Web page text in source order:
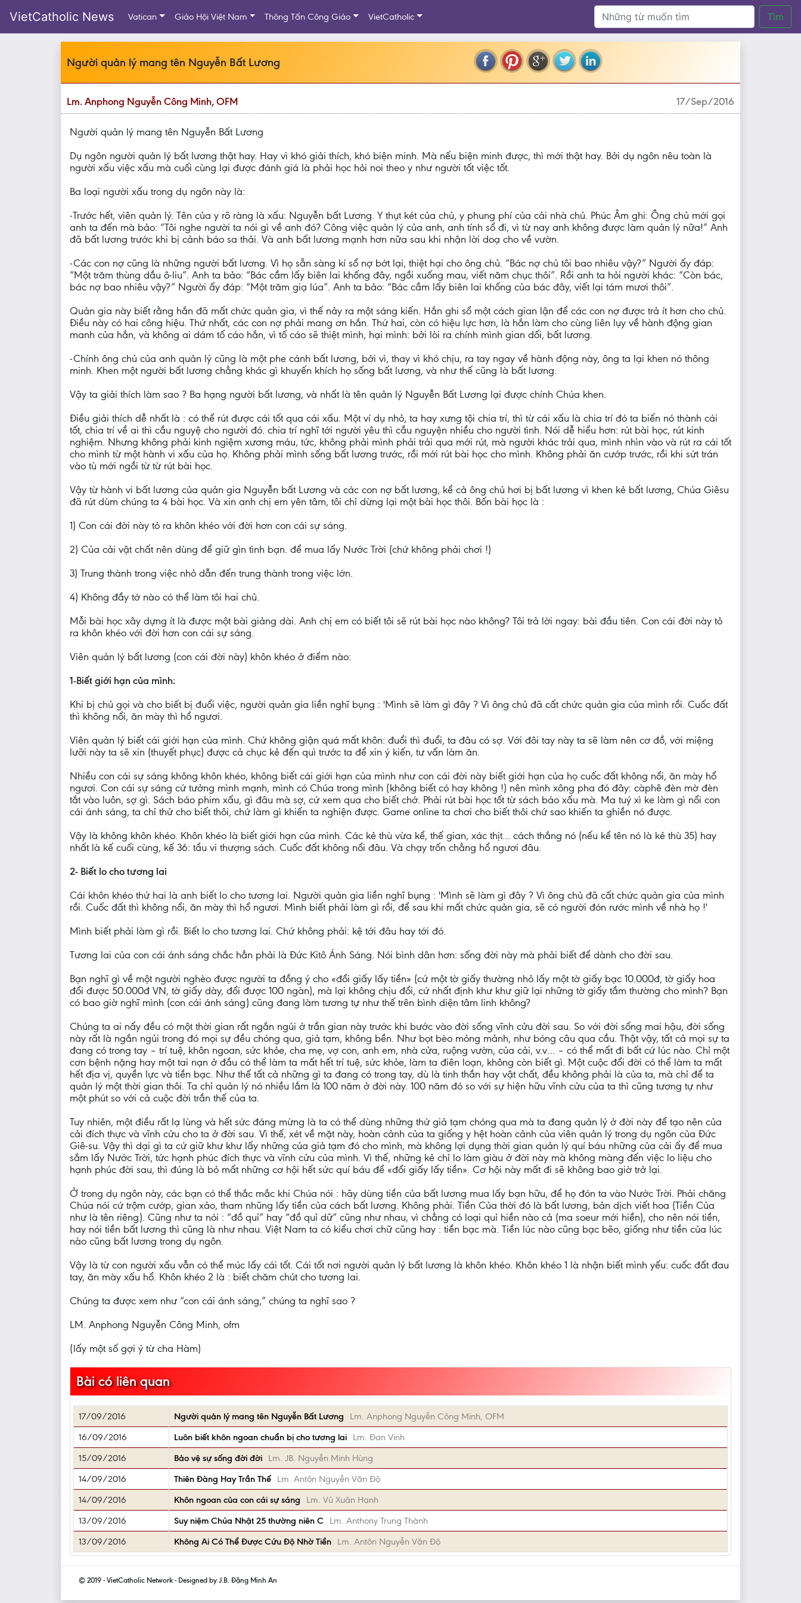
VietCatholic News Vatican Giáo Hội Việt Nam Thông Tấn Công Giáo VietCatholic Tìm
Người quản lý mang tên Nguyễn Bất Lương
Lm. Anphong Nguyễn Công Minh, OFM 17/Sep/2016
Người quản lý mang tên Nguyễn Bất Lương
Dụ ngôn người quản lý bất lương thật hay. Hay vì khó giải thích, khó biện minh. Mà nếu biện minh được, thì mới thật hay. Bởi dụ ngôn nêu toàn là
người xấu việc xấu mà cuối cùng lại được đánh giá là phải học hỏi noi theo y như người tốt việc tốt.
Ba loại người xấu trong dụ ngôn này là:
-Trước hết, viên quản lý. Tên của y rõ ràng là xấu: Nguyễn bất Lương. Y thụt két của chủ, y phung phí của cải nhà chủ. Phúc Âm ghi: Ông chủ mới gọi
anh ta đến mà bảo: “Tôi nghe người ta nói gì về anh đó? Công việc quản lý của anh, anh tính sổ đi, vì từ nay anh không được làm quản lý nữa!” Anh
đã bất lương trước khi bị cảnh báo sa thải. Và anh bất lương mạnh hơn nữa sau khi nhận lời doạ cho về vườn.
-Các con nợ cũng là những người bất lương. Vì họ sẵn sàng kí sổ nợ bớt lại, thiệt hại cho ông chủ. “Bác nợ chủ tôi bao nhiêu vậy?” Người ấy đáp:
“Một trăm thùng dầu ô-liu”. Anh ta bảo: “Bác cầm lấy biên lai khống đây, ngồi xuống mau, viết năm chục thôi”. Rồi anh ta hỏi người khác: “Còn bác,
bác nợ bao nhiêu vậy?” Người ấy đáp: “Một trăm giạ lúa”. Anh ta bảo: “Bác cầm lấy biên lai khống của bác đây, viết lại tám mươi thôi”.
Quản gia này biết rằng hắn đã mất chức quản gia, vì thế nảy ra một sáng kiến. Hắn ghi sổ một cách gian lận để các con nợ được trả ít hơn cho chủ.
Điều này có hai công hiệu. Thứ nhất, các con nợ phải mang ơn hắn. Thứ hai, còn có hiệu lực hơn, là hắn làm cho cùng liên lụy về hành động gian
manh của hắn, và không ai dám tố cáo hắn, vì tố cáo sẽ thiệt mình, hại mình: bởi lòi ra chính mình gian dối, bất lương.
-Chính ông chủ của anh quản lý cũng là một phe cánh bất lương, bởi vì, thay vì khó chịu, ra tay ngay về hành động này, ông ta lại khen nó thông
minh. Khen một người bất lương chẳng khác gì khuyến khích họ sống bất lương, và như thế cũng là bất lương.
Vậy ta giải thích làm sao ? Ba hạng người bất lương, và nhất là tên quản lý Nguyễn Bất Lương lại được chính Chúa khen.
Điều giải thích dễ nhất là : có thể rút được cái tốt qua cái xấu. Một ví dụ nhỏ, ta hay xưng tội chia trí, thì từ cái xấu là chia trí đó ta biến nó thành cái
tốt, chia trí về ai thì cầu nguyệ cho người đó. chia trí nghĩ tới người yêu thì cầu nguyện nhiều cho người tình. Nói dễ hiểu hơn: rút bài học, rút kinh
nghiệm. Nhưng không phải kinh ngiệm xương máu, tức, không phải mình phải trải qua mới rút, mà người khác trải qua, mình nhìn vào và rút ra cái tốt
cho mình từ một hành vi xấu của họ. Không phải mình sống bất lương trước, rồi mới rút bài học cho mình. Không phải ăn cướp trước, rồi khi sứt trán
vào tù mới ngồi từ từ rút bài học.
Vậy từ hành vi bất lương của quản gia Nguyễn bất Lương và các con nợ bất lương, kể cả ông chủ hơi bị bất lương vì khen kẻ bất lương, Chúa Giêsu
đã rút dùm chúng ta 4 bài học. Và xin anh chị em yên tâm, tôi chỉ dừng lại một bài học thôi. Bốn bài học là :
1) Con cái đời này tỏ ra khôn khéo với đời hơn con cái sự sáng.
2) Của cải vật chất nên dùng để giữ gìn tình bạn. để mua lấy Nước Trời (chứ không phải chơi !)
3) Trung thành trong việc nhỏ dẫn đến trung thành trong việc lớn.
4) Không đầy tớ nào có thể làm tôi hai chủ.
Mỗi bài học xây dựng ít là được một bài giảng dài. Anh chị em có biết tôi sẽ rút bài học nào không? Tôi trả lời ngay: bài đầu tiên. Con cái đời này tỏ
ra khôn khéo với đời hơn con cái sự sáng.
Viên quản lý bất lương (con cái đời này) khôn khéo ở điểm nào:
1-Biết giới hạn của mình:
Khi bị chủ gọi và cho biết bị đuổi việc, người quản gia liền nghĩ bụng : 'Mình sẽ làm gì đây ? Vì ông chủ đã cất chức quản gia của mình rồi. Cuốc đất
thì không nổi, ăn mày thì hổ ngươi.
Viên quản lý biết cái giới hạn của mình. Chứ không giận quá mất khôn: đuổi thì đuổi, ta đâu có sợ. Với đôi tay này ta sẽ làm nên cơ đồ, với miệng
lưỡi này ta sẽ xin (thuyết phục) được cả chục kẻ đến quì trước ta để xin ý kiến, tư vấn làm ăn.
Nhiều con cái sự sáng không khôn khéo, không biết cái giới hạn của mình như con cái đời này biết giới hạn của họ cuốc đất không nổi, ăn mày hổ
ngươi. Con cái sự sáng cứ tưởng mình mạnh, mình có Chúa trong mình (không biết có hay không !) nên mình xông pha đó đây: càphê đèn mờ đèn
tắt vào luôn, sợ gì. Sách báo phim xấu, gì đâu mà sợ, cứ xem qua cho biết chớ. Phải rút bài học tốt từ sách báo xấu mà. Ma tuý xì ke làm gì nổi con
cái ánh sáng, ta chỉ thử cho biết thôi, chứ làm gì khiến ta nghiện được. Game online ta chơi cho biết thôi chứ sao khiến ta ghiền nó được.
Vậy là không khôn khéo. Khôn khéo là biết giới hạn của mình. Các kẻ thù vừa kể, thế gian, xác thịt… cách thắng nó (nếu kể tên nó là kẻ thù 35) hay
nhất là kế cuối cùng, kế 36: tẩu vi thượng sách. Cuốc đất không nổi đâu. Và chạy trốn chẳng hổ ngươi đâu.
2- Biết lo cho tương lai
Cái khôn khéo thứ hai là anh biết lo cho tương lai. Người quản gia liền nghĩ bụng : 'Mình sẽ làm gì đây ? Vì ông chủ đã cất chức quản gia của mình
rồi. Cuốc đất thì không nổi, ăn mày thì hổ ngươi. Mình biết phải làm gì rồi, để sau khi mất chức quản gia, sẽ có người đón rước mình về nhà họ !'
Mình biết phải làm gì rồi. Biết lo cho tương lai. Chứ không phải: kệ tới đâu hay tới đó.
Tương lai của con cái ánh sáng chắc hẳn phải là Đức Kitô Ánh Sáng. Nói bình dân hơn: sống đời này mà phải biết để dành cho đời sau.
Bạn nghĩ gì về một người nghèo được người ta đồng ý cho «đổi giấy lấy tiền» (cứ một tờ giấy thường nhỏ lấy một tờ giấy bạc 10.000đ, tờ giấy hoa
đổi được 50.000đ VN, tờ giấy dày, đổi được 100 ngàn), mà lại không chịu đổi, cứ nhất định khư khư giữ lại những tờ giấy tầm thường cho mình? Bạn
có bao giờ nghĩ mình (con cái ánh sáng) cũng đang làm tương tự như thế trên bình diện tâm linh không?
Chúng ta ai nấy đều có một thời gian rất ngắn ngủi ở trần gian này trước khi bước vào đời sống vĩnh cửu đời sau. So với đời sống mai hậu, đời sống
này rất là ngắn ngủi trong đó mọi sự đều chóng qua, giả tạm, không bền. Như bọt bèo mỏng mảnh, như bóng câu qua cầu. Thật vậy, tất cả mọi sự ta
đang có trong tay – trí tuệ, khôn ngoan, sức khỏe, cha mẹ, vợ con, anh em, nhà cửa, ruộng vườn, của cải, v.v… – có thể mất đi bất cứ lúc nào. Chỉ một
cơn bệnh nặng hay một tai nạn ở đầu có thể làm ta mất hết trí tuệ, sức khỏe, làm ta điên loạn, không còn biết gì. Một cuộc đổi đời có thể làm ta mất
hết địa vị, quyền lực và tiền bạc. Như thế tất cả những gì ta đang có trong tay, dù là tinh thần hay vật chất, đều không phải là của ta, mà chỉ để ta
quản lý một thời gian thôi. Ta chỉ quản lý nó nhiều lắm là 100 năm ở đời này. 100 năm đó so với sự hiện hữu vĩnh cửu của ta thì cũng tương tự như
một phút so với cả cuộc đời trần thế của ta.
Tuy nhiên, một điều rất lạ lùng và hết sức đáng mừng là ta có thể dùng những thứ giả tạm chóng qua mà ta đang quản lý ở đời này để tạo nên của
cải đích thực và vĩnh cửu cho ta ở đời sau. Vì thế, xét về mặt này, hoàn cảnh của ta giống y hệt hoàn cảnh của viên quản lý trong dụ ngôn của Đức
Giê-su. Vậy thì dại gì ta cứ giữ khư khư lấy những của giả tạm đó cho mình, mà không lợi dụng thời gian quản lý quí báu những của cải ấy để mua
sắm lấy Nước Trời, tức hạnh phúc đích thực và vĩnh cửu của mình. Vì thế, những kẻ chỉ lo làm giàu ở đời này mà không màng đến việc lo liệu cho
hạnh phúc đời sau, thì đúng là bỏ mất những cơ hội hết sức quí báu để «đổi giấy lấy tiền». Cơ hội này mất đi sẽ không bao giờ trở lại.
Ở trong dụ ngôn này, các bạn có thể thắc mắc khi Chúa nói : hãy dùng tiền của bất lương mua lấy bạn hữu, để họ đón ta vào Nước Trời. Phải chăng
Chúa nói cứ trộm cướp, gian xảo, tham nhũng lấy tiền của cách bất lương. Không phải. Tiền Của thời đó là bất lương, bản dịch viết hoa (Tiền Của
như là tên riêng). Cũng như ta nói : “đồ quỉ” hay “đồ quỉ dữ” cũng như nhau, vì chẳng có loại quỉ hiền nào cả (ma soeur mới hiền), cho nên nói tiền,
hay nói tiền bất lương thì cũng là như nhau. Việt Nam ta có kiểu chơi chữ cũng hay : tiền bạc mà. Tiền lúc nào cũng bạc bẽo, giống như tiền của lúc
nào cũng bất lương trong dụ ngôn.
Vậy là từ con người xấu vẫn có thể múc lấy cái tốt. Cái tốt nơi người quản lý bất lương là khôn khéo. Khôn khéo 1 là nhận biết mình yếu: cuốc đất đau
tay, ăn mày xấu hổ. Khôn khéo 2 là : biết chăm chút cho tương lai.
Chúng ta được xem như “con cái ánh sáng,” chúng ta nghĩ sao ?
LM. Anphong Nguyễn Công Minh, ofm
(lấy một số gợi ý từ cha Hàm)
Bài có liên quan
17/09/2016 Người quản lý mang tên Nguyễn Bất Lương
Lm. Anphong Nguyễn Công Minh, OFM
16/09/2016
Luôn biết khôn ngoan chuẩn bị cho tương lai
Lm. Đan Vinh
15/09/2016
Bảo vệ sự sống đời đời
Lm. JB. Nguyễn Minh Hùng
14/09/2016
Thiên Đàng Hay Trần Thế
Lm. Antôn Nguyễn Văn Độ
14/09/2016
Khôn ngoan của con cái sự sáng
Lm. Vũ Xuân Hạnh
13/09/2016
Suy niệm Chúa Nhật 25 thường niên C
Lm. Anthony Trung Thành
13/09/2016
Không Ai Có Thể Được Cứu Độ Nhờ Tiền Lm. Antôn Nguyễn Văn Độ
© 2019 - VietCatholic Network - Designed by J.B. Đặng Minh An